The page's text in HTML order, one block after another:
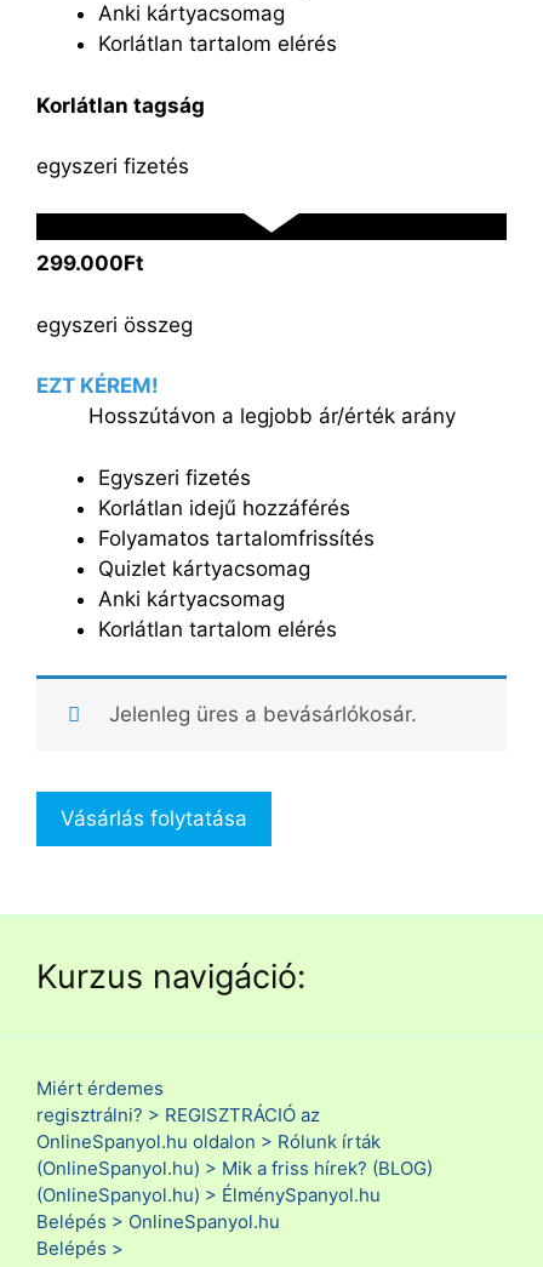
Anki kártyacsomag
Korlátlan tartalom elérés
Korlátlan tagság
egyszeri fizetés
299.000Ft
egyszeri összeg
EZT KÉREM!
Hosszútávon a legjobb ár/érték arány
Egyszeri fizetés
Korlátlan idejű hozzáférés
Folyamatos tartalomfrissítés
Quizlet kártyacsomag
Anki kártyacsomag
Korlátlan tartalom elérés
Jelenleg üres a bevásárlókosár.
Vásárlás folytatása
Kurzus navigáció:
Miért érdemes
regisztrálni? > REGISZTRÁCIÓ az
OnlineSpanyol.hu oldalon > Rólunk írták
(OnlineSpanyol.hu) > Mik a friss hírek? (BLOG)
(OnlineSpanyol.hu) > ÉlménySpanyol.hu
Belépés > OnlineSpanyol.hu
Belépés >